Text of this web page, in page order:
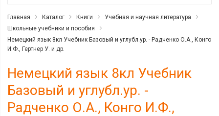
Главная Каталог Книги
Учебная и научная литература
Школьные учебники и пособия
Немецкий язык 8кл Учебник Базовый и углубл.ур. - Радченко О.А., Конго
И.Ф., Гертнер У. и др.
Немецкий язык 8кл Учебник
Базовый и углубл.ур. -
Радченко О.А., Конго И.Ф.,